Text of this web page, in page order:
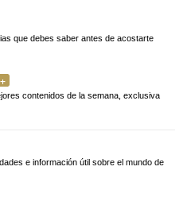
que debes saber antes de acostarte
contenidos de la semana, exclusiva
e información útil sobre el mundo de